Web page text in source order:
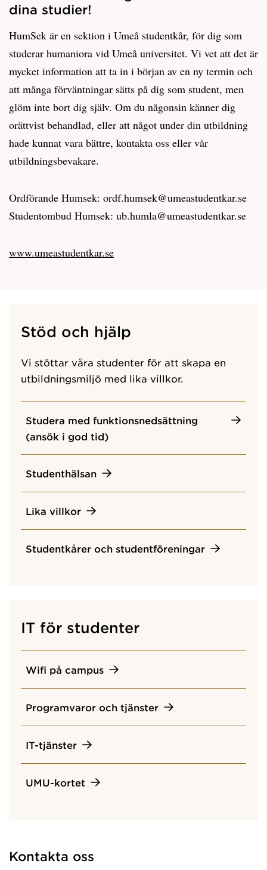
dina studier!
HumSek är en sektion i Umeå studentkår, för dig som
studerar humaniora vid Umeå universitet. Vi vet att det är
mycket information att ta in i början av en ny termin och
att många förväntningar sätts på dig som student, men
glöm inte bort dig själv. Om du någonsin känner dig
orättvist behandlad, eller att något under din utbildning
hade kunnat vara bättre, kontakta oss eller vår
utbildningsbevakare.
Ordförande Humsek: ordf.humsek@umeastudentkar.se
Studentombud Humsek: ub.humla@umeastudentkar.se
www.umeastudentkar.se
Stöd och hjälp
Vi stöttar våra studenter för att skapa en
utbildningsmiljö med lika villkor.
Studera med funktionsnedsättning
(ansök i god tid)
Studenthälsan
Lika villkor
Studentkårer och studentföreningar
IT för studenter
Wifi på campus
Programvaror och tjänster
IT-tjänster
UMU-kortet
Kontakta oss